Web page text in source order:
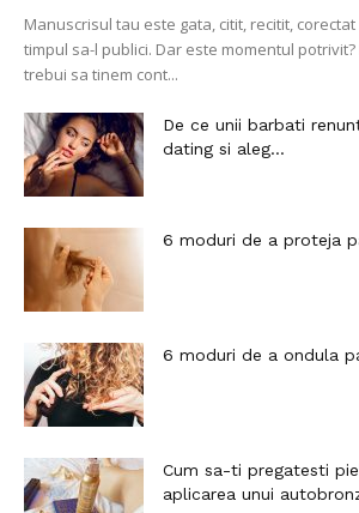
Manuscrisul tau este gata, citit, recitit,
timpul sa-l publici. Dar este momentul
trebui sa tinem cont...
De ce unii barbati
dating si aleg...
6 moduri de a proteja
6 moduri de a ondula
Cum sa-ti pregatesti
aplicarea unui